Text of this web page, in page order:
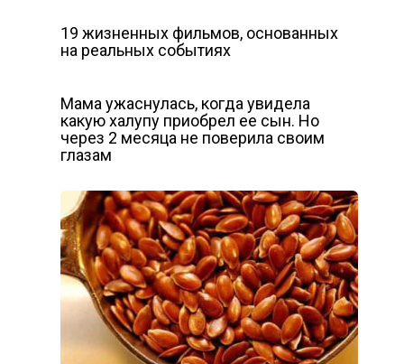
19 жизненных фильмов, основанных
на реальных событиях
Мама ужаснулась, когда увидела
какую халупу приобрел ее сын. Но
через 2 месяца не поверила своим
глазам